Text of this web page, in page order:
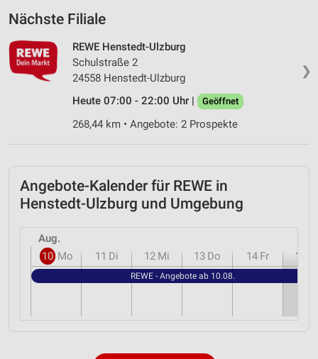
Nächste Filiale
❯
REWE Henstedt-Ulzburg
Schulstraße 2
24558 Henstedt-Ulzburg
Heute 07:00 - 22:00 Uhr |
Geöffnet
268,44 km • Angebote: 2 Prospekte
Angebote-Kalender für REWE in
Henstedt-Ulzburg und Umgebung
Aug.
10 Mo 11 Di 12 Mi 13 Do 14 Fr 15
REWE - Angebote ab 10.08.